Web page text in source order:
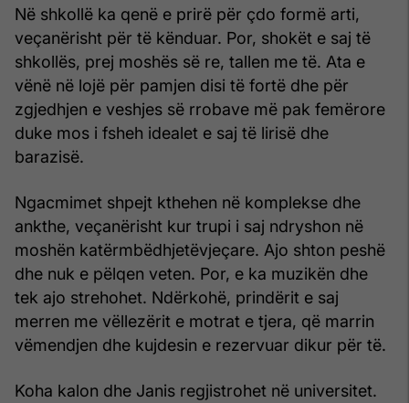
Në shkollë ka qenë e prirë për çdo formë arti,
veçanërisht për të kënduar. Por, shokët e saj të
shkollës, prej moshës së re, tallen me të. Ata e
vënë në lojë për pamjen disi të fortë dhe për
zgjedhjen e veshjes së rrobave më pak femërore
duke mos i fsheh idealet e saj të lirisë dhe
barazisë.
Ngacmimet shpejt kthehen në komplekse dhe
ankthe, veçanërisht kur trupi i saj ndryshon në
moshën katërmbëdhjetëvjeçare. Ajo shton peshë
dhe nuk e pëlqen veten. Por, e ka muzikën dhe
tek ajo strehohet. Ndërkohë, prindërit e saj
merren me vëllezërit e motrat e tjera, që marrin
vëmendjen dhe kujdesin e rezervuar dikur për të.
Koha kalon dhe Janis regjistrohet në universitet.